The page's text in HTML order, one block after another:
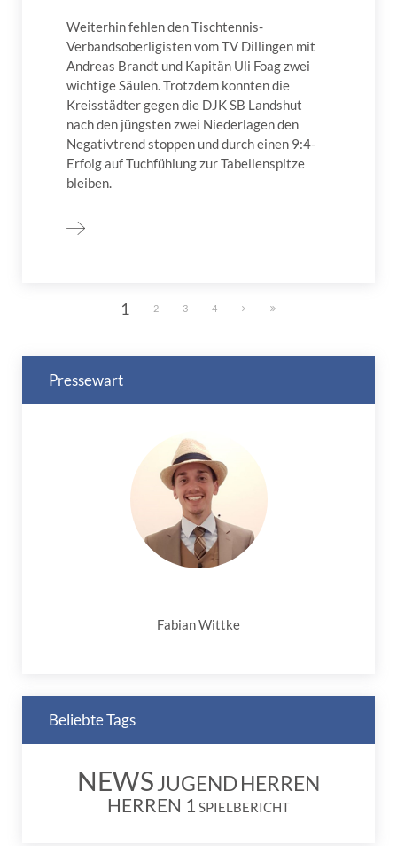
Weiterhin fehlen den Tischtennis-
Verbandsoberligisten vom TV Dillingen mit
Andreas Brandt und Kapitän Uli Foag zwei
wichtige Säulen. Trotzdem konnten die
Kreisstädter gegen die DJK SB Landshut
nach den jüngsten zwei Niederlagen den
Negativtrend stoppen und durch einen 9:4-
Erfolg auf Tuchfühlung zur Tabellenspitze
bleiben.
1 2 3 4
Pressewart
Fabian Wittke
Beliebte Tags
NEWSJUGENDHERREN
HERREN 1 SPIELBERICHT